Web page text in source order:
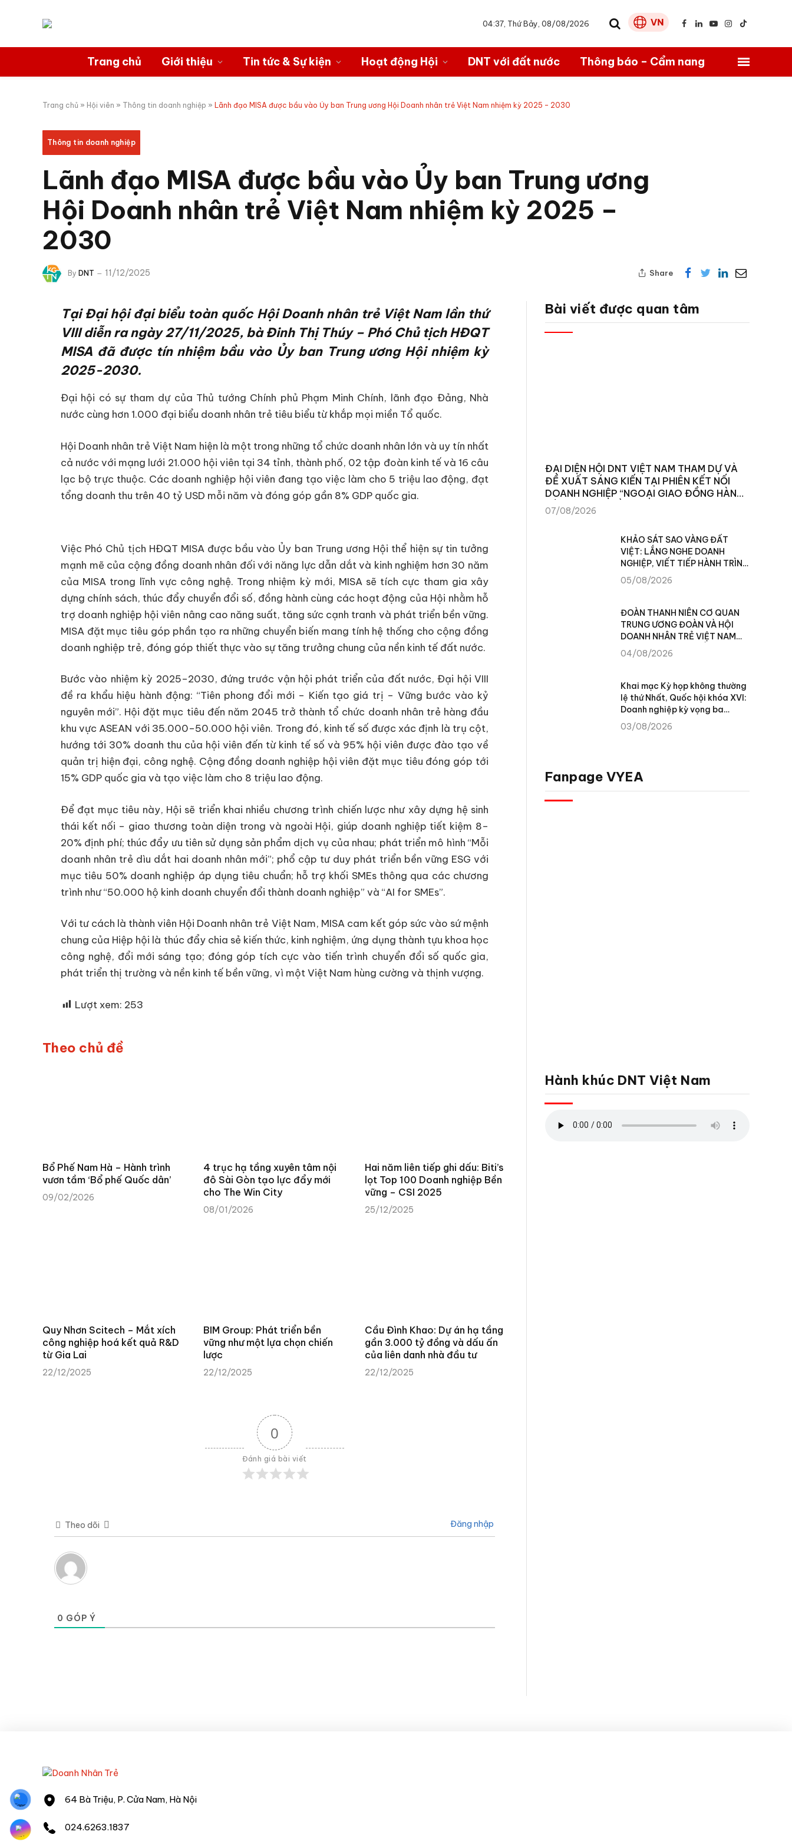
04:37, Thứ Bảy, 08/08/2026 Facebook
LinkedInYouTube
Instagram
TikTok
Trang chủ Giới thiệu Tin tức & Sự kiện Hoạt động Hội DNT với đất nước Thông báo – Cẩm nang
Trang chủ » Hội viên » Thông tin doanh nghiệp » Lãnh đạo MISA được bầu vào Ủy ban Trung ương Hội Doanh nhân trẻ Việt Nam nhiệm kỳ 2025 – 2030
Thông tin doanh nghiệp
Lãnh đạo MISA được bầu vào Ủy ban Trung ương
Hội Doanh nhân trẻ Việt Nam nhiệm kỳ 2025 –
2030
By DNT 11/12/2025 Share
Tại Đại hội đại biểu toàn quốc Hội Doanh nhân trẻ Việt Nam lần thứ
VIII diễn ra ngày 27/11/2025, bà Đinh Thị Thúy – Phó Chủ tịch HĐQT
MISA đã được tín nhiệm bầu vào Ủy ban Trung ương Hội nhiệm kỳ
2025-2030.
Đại hội có sự tham dự của Thủ tướng Chính phủ Phạm Minh Chính, lãnh đạo Đảng, Nhà
nước cùng hơn 1.000 đại biểu doanh nhân trẻ tiêu biểu từ khắp mọi miền Tổ quốc.
Hội Doanh nhân trẻ Việt Nam hiện là một trong những tổ chức doanh nhân lớn và uy tín nhất
cả nước với mạng lưới 21.000 hội viên tại 34 tỉnh, thành phố, 02 tập đoàn kinh tế và 16 câu
lạc bộ trực thuộc. Các doanh nghiệp hội viên đang tạo việc làm cho 5 triệu lao động, đạt
tổng doanh thu trên 40 tỷ USD mỗi năm và đóng góp gần 8% GDP quốc gia.
Việc Phó Chủ tịch HĐQT MISA được bầu vào Ủy ban Trung ương Hội thể hiện sự tin tưởng
mạnh mẽ của cộng đồng doanh nhân đối với năng lực dẫn dắt và kinh nghiệm hơn 30 năm
của MISA trong lĩnh vực công nghệ. Trong nhiệm kỳ mới, MISA sẽ tích cực tham gia xây
dựng chính sách, thúc đẩy chuyển đổi số, đồng hành cùng các hoạt động của Hội nhằm hỗ
trợ doanh nghiệp hội viên nâng cao năng suất, tăng sức cạnh tranh và phát triển bền vững.
MISA đặt mục tiêu góp phần tạo ra những chuyển biến mang tính hệ thống cho cộng đồng
doanh nghiệp trẻ, đóng góp thiết thực vào sự tăng trưởng chung của nền kinh tế đất nước.
Bước vào nhiệm kỳ 2025–2030, đứng trước vận hội phát triển của đất nước, Đại hội VIII
đề ra khẩu hiệu hành động: “Tiên phong đổi mới – Kiến tạo giá trị – Vững bước vào kỷ
nguyên mới”. Hội đặt mục tiêu đến năm 2045 trở thành tổ chức doanh nhân trẻ hàng đầu
khu vực ASEAN với 35.000–50.000 hội viên. Trong đó, kinh tế số được xác định là trụ cột,
hướng tới 30% doanh thu của hội viên đến từ kinh tế số và 95% hội viên được đào tạo về
quản trị hiện đại, công nghệ. Cộng đồng doanh nghiệp hội viên đặt mục tiêu đóng góp tới
15% GDP quốc gia và tạo việc làm cho 8 triệu lao động.
Để đạt mục tiêu này, Hội sẽ triển khai nhiều chương trình chiến lược như xây dựng hệ sinh
thái kết nối – giao thương toàn diện trong và ngoài Hội, giúp doanh nghiệp tiết kiệm 8–
20% định phí; thúc đẩy ưu tiên sử dụng sản phẩm dịch vụ của nhau; phát triển mô hình “Mỗi
doanh nhân trẻ dìu dắt hai doanh nhân mới”; phổ cập tư duy phát triển bền vững ESG với
mục tiêu 50% doanh nghiệp áp dụng tiêu chuẩn; hỗ trợ khối SMEs thông qua các chương
trình như “50.000 hộ kinh doanh chuyển đổi thành doanh nghiệp” và “AI for SMEs”.
Với tư cách là thành viên Hội Doanh nhân trẻ Việt Nam, MISA cam kết góp sức vào sứ mệnh
chung của Hiệp hội là thúc đẩy chia sẻ kiến thức, kinh nghiệm, ứng dụng thành tựu khoa học
công nghệ, đổi mới sáng tạo; đóng góp tích cực vào tiến trình chuyển đổi số quốc gia,
phát triển thị trường và nền kinh tế bền vững, vì một Việt Nam hùng cường và thịnh vượng.
Lượt xem: 253
Theo chủ đề
Bổ Phế Nam Hà – Hành trình
vươn tầm ‘Bổ phế Quốc dân’
09/02/2026
4 trục hạ tầng xuyên tâm nội
đô Sài Gòn tạo lực đẩy mới
cho The Win City
08/01/2026
Hai năm liên tiếp ghi dấu: Biti’s
lọt Top 100 Doanh nghiệp Bền
vững – CSI 2025
25/12/2025
Quy Nhơn Scitech – Mắt xích
công nghiệp hoá kết quả R&D
từ Gia Lai
22/12/2025
BIM Group: Phát triển bền
vững như một lựa chọn chiến
lược
22/12/2025
Cầu Đình Khao: Dự án hạ tầng
gần 3.000 tỷ đồng và dấu ấn
của liên danh nhà đầu tư
22/12/2025
0
Đánh giá bài viết
Theo dõi Đăng nhập
0 GÓP Ý
Bài viết được quan tâm
ĐẠI DIỆN HỘI DNT VIỆT NAM THAM DỰ VÀ
ĐỀ XUẤT SÁNG KIẾN TẠI PHIÊN KẾT NỐI
DOANH NGHIỆP “NGOẠI GIAO ĐỒNG HÀNH
CÙNG CỘNG ĐỒNG DOANH NGHIỆP”
07/08/2026
KHẢO SÁT SAO VÀNG ĐẤT
VIỆT: LẮNG NGHE DOANH
NGHIỆP, VIẾT TIẾP HÀNH TRÌNH
XÂY DỰNG THƯƠNG HIỆU VIỆT
05/08/2026
ĐOÀN THANH NIÊN CƠ QUAN
TRUNG ƯƠNG ĐOÀN VÀ HỘI
DOANH NHÂN TRẺ VIỆT NAM
TRAO TẶNG 100 SUẤT QUÀ
CHO NHÂN DÂN XÃ TÙNG VÀI
04/08/2026
Khai mạc Kỳ họp không thường
lệ thứ Nhất, Quốc hội khóa XVI:
Doanh nghiệp kỳ vọng ba
chuyển biến để khơi thông
nguồn lực phát triển
03/08/2026
Fanpage VYEA
Hành khúc DNT Việt Nam
64 Bà Triệu, P. Cửa Nam, Hà Nội
024.6263.1837